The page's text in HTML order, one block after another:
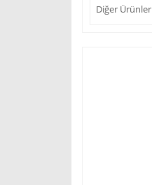
Diğer Ürünler